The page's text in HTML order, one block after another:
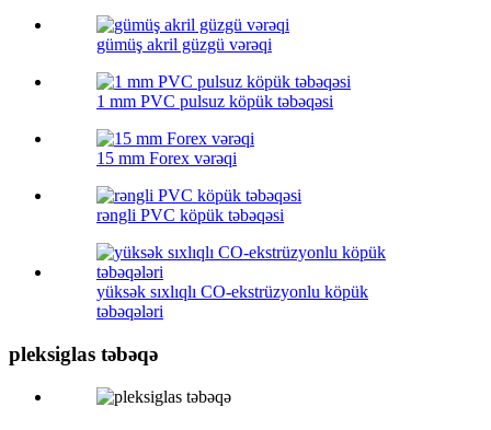
gümüş akril güzgü vərəqi
1 mm PVC pulsuz köpük təbəqəsi
15 mm Forex vərəqi
rəngli PVC köpük təbəqəsi
yüksək sıxlıqlı CO-ekstrüzyonlu köpük
təbəqələri
pleksiglas təbəqə